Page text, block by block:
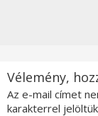
Vélemény,
Az e-mail címet
karakterrel jelöltük